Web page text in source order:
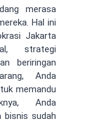
merasa
Hal ini
Jakarta
strategi
beriringan
Anda
memandu
Anda
bisnis sudah